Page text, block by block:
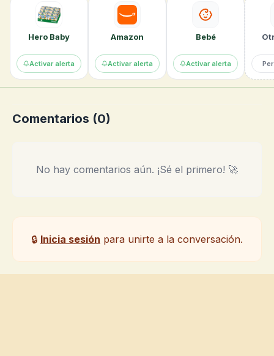
Hero Baby
Activar alerta
Amazon
Activar alerta
Bebé
Activar alerta
Comentarios (0)
No hay comentarios aún. ¡Sé el primero! 🚀
🔒 Inicia sesión para unirte a la conversación.